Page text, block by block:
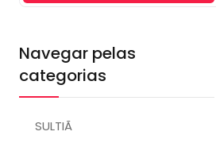
Navegar pelas
categorias
SULTIÃ